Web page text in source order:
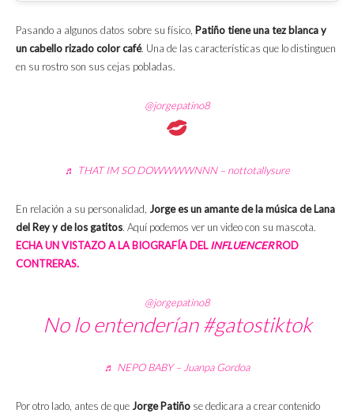
Pasando a algunos datos sobre su físico, Patiño tiene una tez blanca y
un cabello rizado color café. Una de las características que lo distinguen
en su rostro son sus cejas pobladas.
@jorgepatino8
♬ THAT IM SO DOWWWWNNN – nottotallysure
En relación a su personalidad, Jorge es un amante de la música de Lana
del Rey y de los gatitos. Aquí podemos ver un video con su mascota.
ECHA UN VISTAZO A LA BIOGRAFÍA DELINFLUENCERROD
CONTRERAS.
@jorgepatino8
No lo entenderían#gatostiktok
♬ NEPO BABY – Juanpa Gordoa
Por otro lado, antes de queJorge Patiño se dedicara a crear contenido